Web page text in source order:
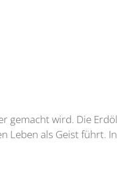
gemacht wird. Die
Leben als Geist